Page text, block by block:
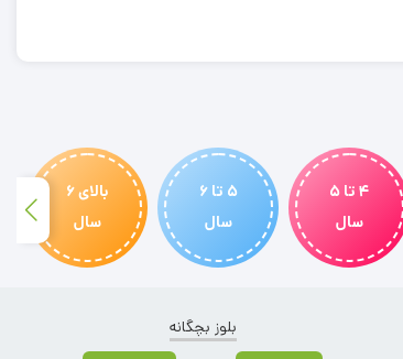
4 تا 5
سال
5 تا 6
سال
بالای 6
سال
بلوز بچگانه